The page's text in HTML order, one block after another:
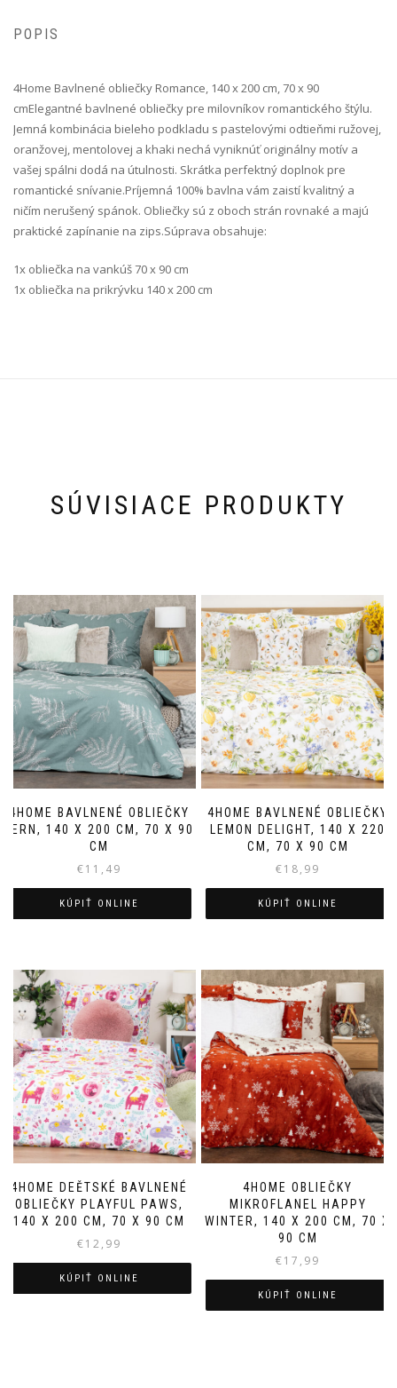
POPIS
4Home Bavlnené obliečky Romance, 140 x 200 cm, 70 x 90
cm Elegantné bavlnené obliečky pre milovníkov romantického štýlu.
Jemná kombinácia bieleho podkladu s pastelovými odtieňmi ružovej,
oranžovej, mentolovej a khaki nechá vyniknúť originálny motív a
vašej spálni dodá na útulnosti. Skrátka perfektný doplnok pre
romantické snívanie.Príjemná 100% bavlna vám zaistí kvalitný a
ničím nerušený spánok. Obliečky sú z oboch strán rovnaké a majú
praktické zapínanie na zips.Súprava obsahuje:
1x obliečka na vankúš 70 x 90 cm
1x obliečka na prikrývku 140 x 200 cm
SÚVISIACE PRODUKTY
4HOME BAVLNENÉ OBLIEČKY
FERN, 140 X 200 CM, 70 X 90
CM
€11,49
KÚPIŤ ONLINE
4HOME BAVLNENÉ OBLIEČKY
LEMON DELIGHT, 140 X 220
CM, 70 X 90 CM
€18,99
KÚPIŤ ONLINE
4HOME DEĚTSKÉ BAVLNENÉ
OBLIEČKY PLAYFUL PAWS,
140 X 200 CM, 70 X 90 CM
€12,99
KÚPIŤ ONLINE
4HOME OBLIEČKY
MIKROFLANEL HAPPY
WINTER, 140 X 200 CM, 70 X
90 CM
€17,99
KÚPIŤ ONLINE